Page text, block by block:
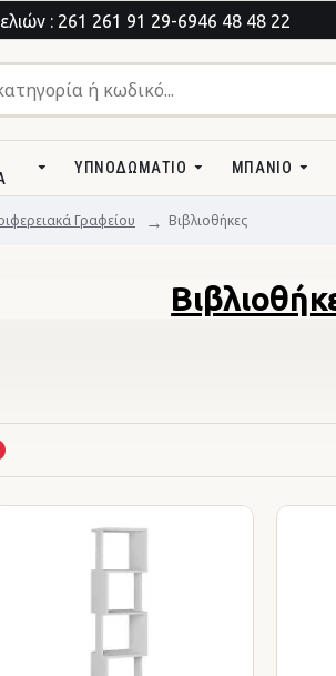
: 261 261 91 29-6946 48 48 22
ΥΠΝΟΔΩΜΆΤΙΟ ΜΠΆΝΙΟ
Γραφείου Βιβλιοθήκες